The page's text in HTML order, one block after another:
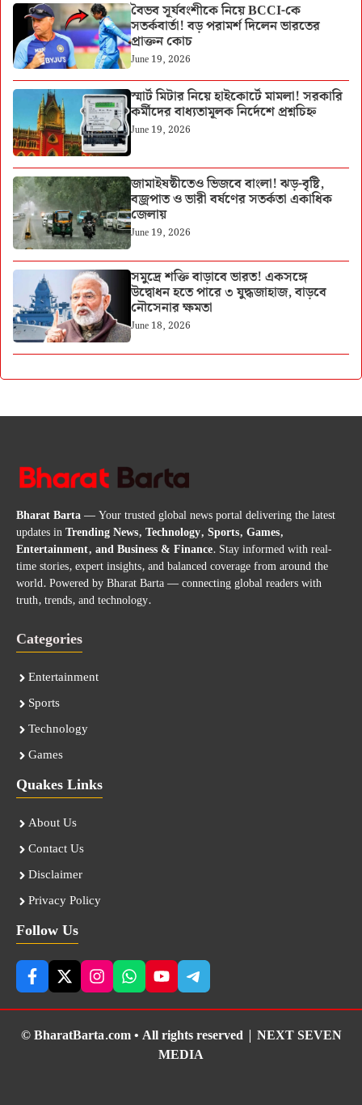
বৈভব সূর্যবংশীকে নিয়ে BCCI-কে
সতর্কবার্তা! বড় পরামর্শ দিলেন ভারতের
প্রাক্তন কোচ
June 19, 2026
স্মার্ট মিটার নিয়ে হাইকোর্টে মামলা! সরকারি
কর্মীদের বাধ্যতামূলক নির্দেশে প্রশ্নচিহ্ন
June 19, 2026
জামাইষষ্ঠীতেও ভিজবে বাংলা! ঝড়-বৃষ্টি,
বজ্রপাত ও ভারী বর্ষণের সতর্কতা একাধিক
জেলায়
June 19, 2026
সমুদ্রে শক্তি বাড়াবে ভারত! একসঙ্গে
উদ্বোধন হতে পারে ৩ যুদ্ধজাহাজ, বাড়বে
নৌসেনার ক্ষমতা
June 18, 2026
Bharat Barta— Your trusted global news portal delivering the latest
updates inTrending News, Technology, Sports, Games,
Entertainment, and Business & Finance. Stay informed with real-
time stories, expert insights, and balanced coverage from around the
world. Powered by Bharat Barta — connecting global readers with
truth, trends, and technology.
Categories
Entertainment
Sports
Technology
Games
Quakes Links
About Us
Contact Us
Disclaimer
Privacy Policy
Follow Us
© BharatBarta.com • All rights reserved | NEXT SEVEN
MEDIA